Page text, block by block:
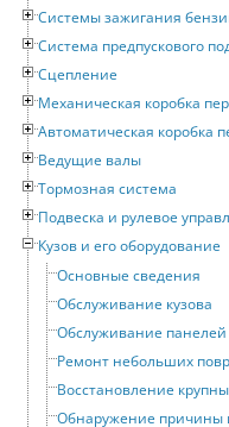
Системы зажигания
Система предпускового
Сцепление
Механическая коробка
Автоматическая коробка
Ведущие валы
Тормозная система
Подвеска и рулевое
Кузов и его оборудование
Основные сведения
Обслуживание кузова
Обслуживание
Ремонт небольших
Восстановление
Обнаружение причины